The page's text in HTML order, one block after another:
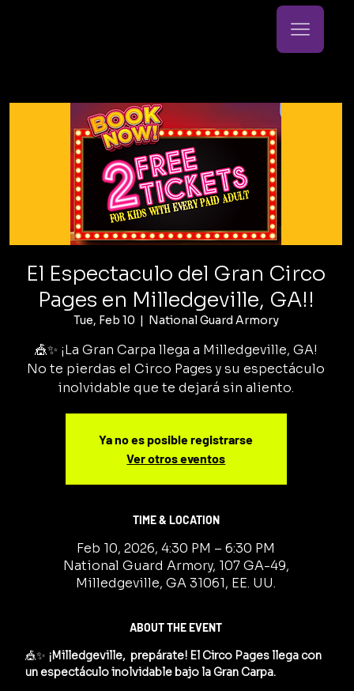
El Espectaculo del Gran Circo
Pages en Milledgeville, GA!!
Tue, Feb 10
  |
National Guard Armory
🎪✨ ¡La Gran Carpa llega a Milledgeville, GA!
No te pierdas el Circo Pages y su espectáculo
inolvidable que te dejará sin aliento.
Ya no es posible registrarse
Ver otros eventos
TIME & LOCATION
Feb 10, 2026, 4:30 PM – 6:30 PM
National Guard Armory, 107 GA-49,
Milledgeville, GA 31061, EE. UU.
ABOUT THE EVENT
🎪✨ ¡Milledgeville,  prepárate! El Circo Pages llega con
un espectáculo inolvidable bajo la Gran Carpa.